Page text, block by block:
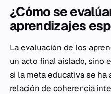
¿Cómo se
aprendizajes
La evaluación de los
un acto final aislado, sino
si la meta educativa se ha
relación de coherencia